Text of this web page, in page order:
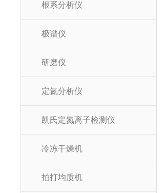
根系分析仪
极谱仪
研磨仪
定氮分析仪
凯氏定氮离子检测仪
冷冻干燥机
拍打均质机